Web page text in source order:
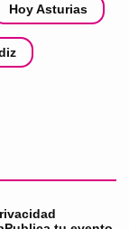
Hoy Asturias